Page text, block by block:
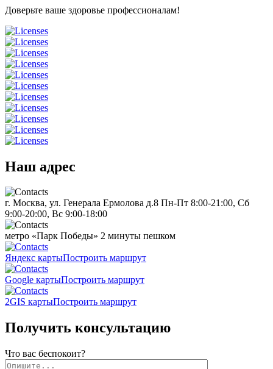
Доверьте ваше здоровье профессионалам!
Наш адрес
г. Москва, ул. Генерала Ермолова д.8 Пн-Пт 8:00-21:00, Сб
9:00-20:00, Вс 9:00-18:00
метро «Парк Победы» 2 минуты пешком
Яндекс картыПостроить маршрут
Google картыПостроить маршрут
2GIS картыПостроить маршрут
Получить консультацию
Что вас беспокоит?